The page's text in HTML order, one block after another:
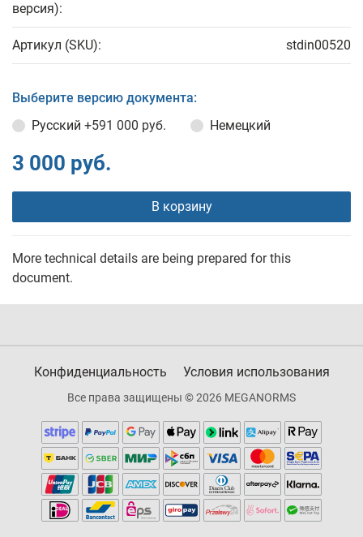
версия):
Артикул (SKU): stdin00520
Выберите версию документа:
Русский +591 000 руб. Немецкий
3 000 руб.
В корзину
More technical details are being prepared for this
document.
Конфиденциальность Условия использования
Все права защищены © 2026 MEGANORMS